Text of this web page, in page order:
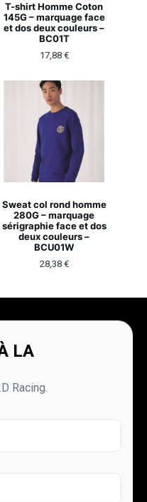
T-shirt Homme Coton
145G – marquage face
et dos deux couleurs –
BC01T
17,88 €
Sweat col rond homme
280G – marquage
sérigraphie face et dos
deux couleurs –
BCU01W
28,38 €
LA
Racing.